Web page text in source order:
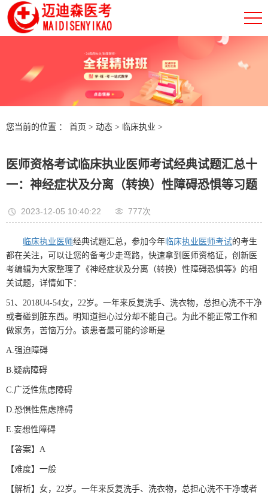
您当前的位置 ： 首页 > 动态 > 临床执业 >
医师资格考试临床执业医师考试经典试题汇总十
一：神经症状及分离（转换）性障碍恐惧等习题
2023-12-05 10:40:22 777次
临床执业医师经典试题汇总，参加今年临床执业医师考试的考生
都在关注，可以让您的备考少走弯路，快速拿到医师资格证，创新医
考编辑为大家整理了《神经症状及分离（转换）性障碍恐惧等》的相
关试题，详情如下：
51、2018U4-54女，22岁。一年来反复洗手、洗衣物，总担心洗不干净
或者碰到脏东西。明知道担心过分却不能自己。为此不能正常工作和
做家务，苦恼万分。该患者最可能的诊断是
A.强迫障碍
B.疑病障碍
C.广泛性焦虑障碍
D.恐惧性焦虑障碍
E.妄想性障碍
【答案】A
【难度】一般
【解析】女，22岁。一年来反复洗手、洗衣物，总担心洗不干净或者